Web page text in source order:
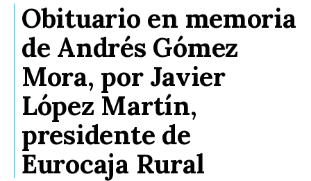
Obituario en memoria
de Andrés Gómez
Mora, por Javier
López Martín,
presidente de
Eurocaja Rural